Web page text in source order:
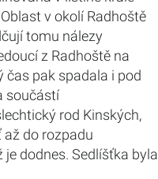
v okolí Radhoště
tomu nálezy
z Radhoště na
čas pak spadala i pod
součástí
rod Kinských,
až do rozpadu
dodnes. Sedlíšťka byla